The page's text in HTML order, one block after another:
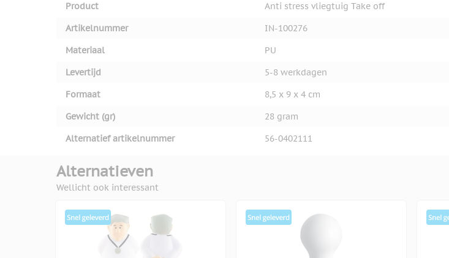
Product
Anti stress vliegtuig Take off
Artikelnummer
IN-100276
Materiaal
PU
Levertijd
5-8 werkdagen
Formaat
8,5 x 9 x 4 cm
Gewicht (gr)
28 gram
Alternatief artikelnummer
56-0402111
Alternatieven
Wellicht ook interessant